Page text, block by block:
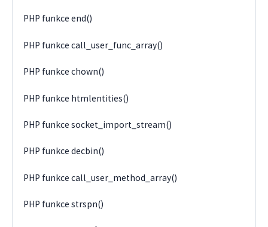
PHP funkce end()
PHP funkce call_user_func_array()
PHP funkce chown()
PHP funkce htmlentities()
PHP funkce socket_import_stream()
PHP funkce decbin()
PHP funkce call_user_method_array()
PHP funkce strspn()